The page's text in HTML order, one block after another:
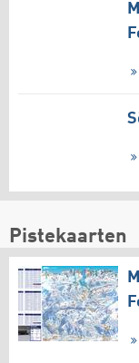
Pistekaarten